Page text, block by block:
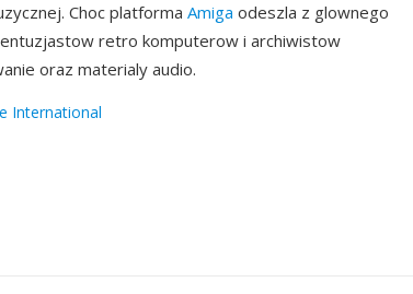
Choc platforma Amiga odeszla z glownego
retro komputerow i archiwistow
oraz materialy audio.
International